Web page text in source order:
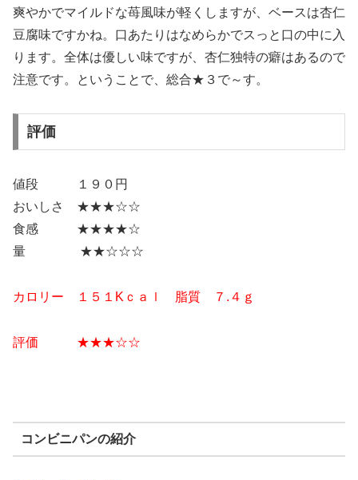
爽やかでマイルドな苺風味が軽くしますが、ベースは杏仁
豆腐味ですかね。口あたりはなめらかでスっと口の中に入
ります。全体は優しい味ですが、杏仁独特の癖はあるので
注意です。ということで、総合★３で～す。
評価
値段 １９０円
おいしさ ★★★☆☆
食感 ★★★★☆
量 ★★☆☆☆
カロリー １５１Kｃａｌ 脂質 ７.４ ｇ
評価 ★★★☆☆
コンビニパンの紹介